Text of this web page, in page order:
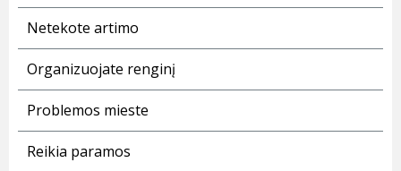
Netekote artimo
Organizuojate renginį
Problemos mieste
Reikia paramos